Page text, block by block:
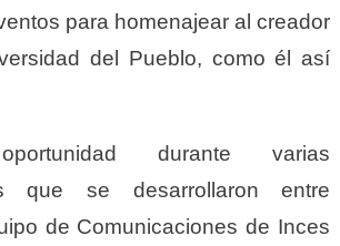
para homenajear al creador
del Pueblo, como él así
durante varias
que se desarrollaron entre
de Comunicaciones de Inces